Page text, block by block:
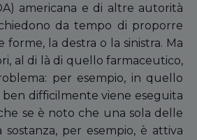
americana e di altre autorità
da tempo di proporre
la destra o la sinistra. Ma
al di là di quello farmaceutico,
per esempio, in quello
ben difficilmente viene eseguita
se è noto che una sola delle
per esempio, è attiva